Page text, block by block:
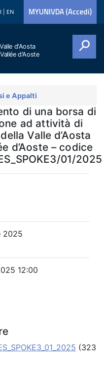
EN MYUNIVDA (Accedi)
d'Aosta
d'Aoste
e Appalti
di una borsa di
ad attività di
Valle d’Aosta
d’Aoste – codice
01/2025
2025
12:00
(323